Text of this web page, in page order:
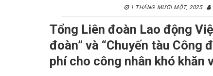
1 THÁNG MƯỜI MỘT, 2025
Tổng Liên đoàn Lao động
đoàn” và “Chuyến tàu Công
phí cho công nhân khó khăn